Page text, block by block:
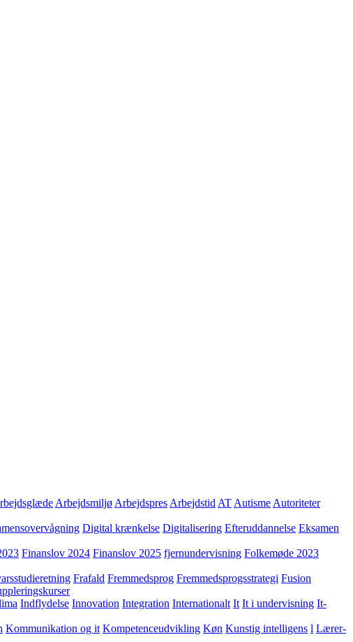
Arbejdsmiljø Arbejdspres Arbejdstid AT Autisme Autoriteter
Digital krænkelse Digitalisering Efteruddannelse Eksamen
Finanslov 2024 Finanslov 2025 fjernundervisning Folkemøde 2023
Frafald Fremmedsprog Fremmedsprogsstrategi Fusion
Indflydelse Innovation Integration Internationalt It It i undervisning It-
Kommunikation og it Kompetenceudvikling Køn Kunstig intelligens l Lærer-